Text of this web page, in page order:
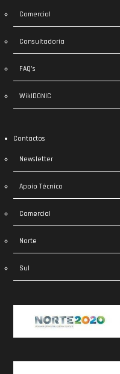
Comercial
Consultadoria
FAQ’s
WikIDONIC
Contactos
Newsletter
Apoio Técnico
Comercial
Norte
Sul